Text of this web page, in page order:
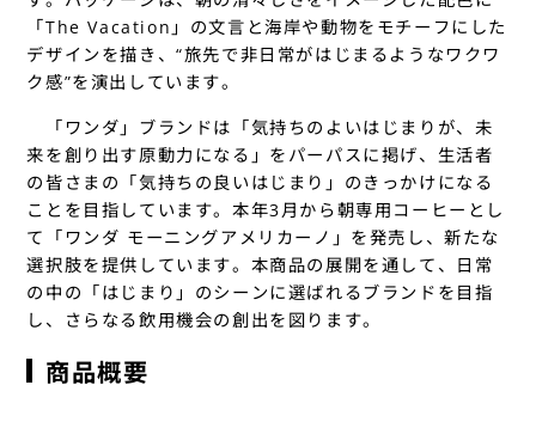
「The Vacation」の文言と海岸や動物をモチーフにした
デザインを描き、“旅先で非日常がはじまるようなワクワ
ク感”を演出しています。
「ワンダ」ブランドは「気持ちのよいはじまりが、未
来を創り出す原動力になる」をパーパスに掲げ、生活者
の皆さまの「気持ちの良いはじまり」のきっかけになる
ことを目指しています。本年3月から朝専用コーヒーとし
て「ワンダ モーニングアメリカーノ」を発売し、新たな
選択肢を提供しています。本商品の展開を通して、日常
の中の「はじまり」のシーンに選ばれるブランドを目指
し、さらなる飲用機会の創出を図ります。
商品概要